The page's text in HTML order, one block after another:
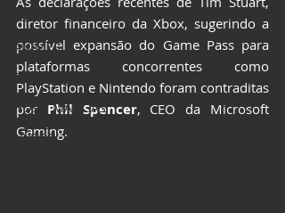
GAMES
ANIMES
EVENTOS
HQs e MANGÁS
LIVROS
diretor financeiro da Xbox, sugerindo a
possível expansão do Game Pass para
plataformas concorrentes como
PlayStation e Nintendo foram contraditas
por Phil Spencer, CEO da Microsoft
Gaming.